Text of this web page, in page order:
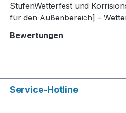
StufenWetterfest und
für den Außenbereich] -
Bewertungen
Service-Hotline